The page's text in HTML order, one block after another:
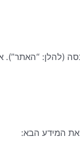
את המידע הבא: